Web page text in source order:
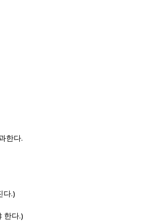
다.
.)
다.)